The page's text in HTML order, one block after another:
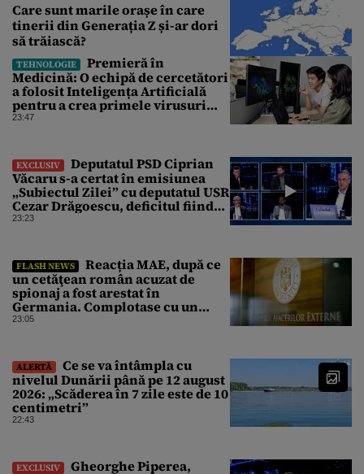
Care sunt marile orașe în care
tinerii din Generația Z și-ar dori
să trăiască?
TEHNOLOGIE
Premieră în
Medicină: O echipă de cercetători
a folosit Inteligența Artificială
pentru a crea primele virusuri
sintetice la tratarea de E.coli
23:47
EXCLUSIV
Deputatul PSD Ciprian
Văcaru s-a certat în emisiunea
„Subiectul Zilei” cu deputatul USR
Cezar Drăgoescu, deficitul fiind
motivul scandalului
23:23
FLASH NEWS
Reacția MAE, după ce
un cetăţean român acuzat de
spionaj a fost arestat în
Germania. Complotase cu un
ucrainean ca să asasineze un
23:05
ALERTĂ
Ce se va întâmpla cu
nivelul Dunării până pe 12 august
2026: „Scăderea în 7 zile este de 10
centimetri”
22:43
EXCLUSIV
Gheorghe Piperea,